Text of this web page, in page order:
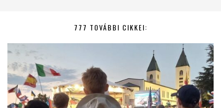
777 TOVÁBBI CIKKEI: